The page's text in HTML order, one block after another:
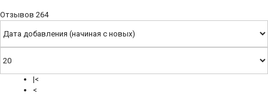
Отзывов 264
|<
<